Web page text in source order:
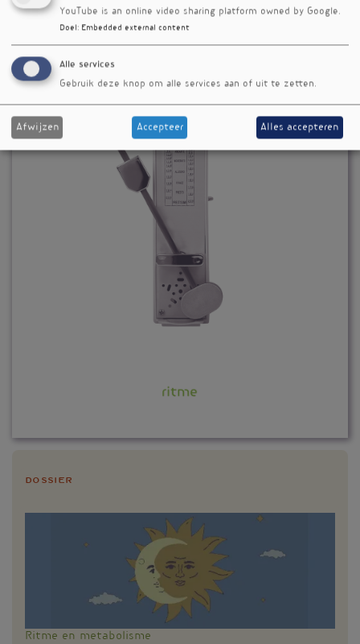
Dossier
Ritme en metabolisme
YouTube is an online video sharing platform owned by Google.
Doel : Embedded external content
Alle services
Gebruik deze knop om alle services aan of uit te zetten.
Afwijzen Accepteer Alles accepteren